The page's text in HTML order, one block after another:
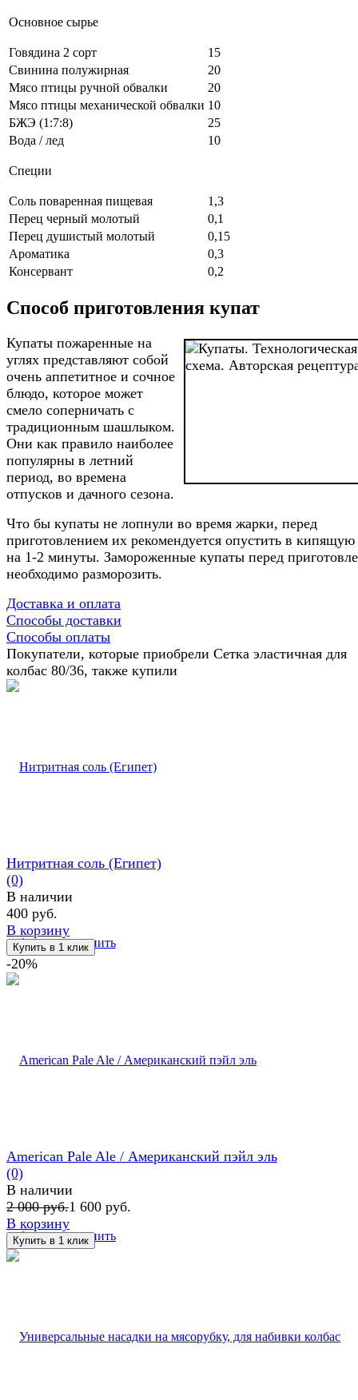
Основное сырье
Говядина 2 сорт
15
Свинина полужирная
20
Мясо птицы ручной обвалки
20
Мясо птицы механической обвалки 10
БЖЭ (1:7:8)
25
Вода / лед
10
Специи
Соль поваренная пищевая
1,3
Перец черный молотый
0,1
Перец душистый молотый
0,15
Ароматика
0,3
Консервант
0,2
Способ приготовления купат
Купаты пожаренные на
углях представляют собой
очень аппетитное и сочное
блюдо, которое может
смело соперничать с
традиционным шашлыком.
Они как правило наиболее
популярны в летний
период, во времена
отпусков и дачного сезона.
Что бы купаты не лопнули во время жарки, перед
приготовлением их рекомендуется опустить в кипящую
на 1-2 минуты. Замороженные купаты перед
необходимо разморозить.
Доставка и оплата
Способы доставки
Способы оплаты
Покупатели, которые приобрели Сетка эластичная для
колбас 80/36, также купили
избранное сравнить
Нитритная соль (Египет)
(0)
В наличии
400 руб.
В корзину
-20%
избранное сравнить
American Pale Ale / Американский пэйл эль
(0)
В наличии
2 000 руб.1 600 руб.
В корзину